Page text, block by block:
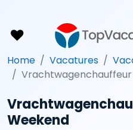
Home Vacatures
Vrachtwagenchauffeur
Weekend